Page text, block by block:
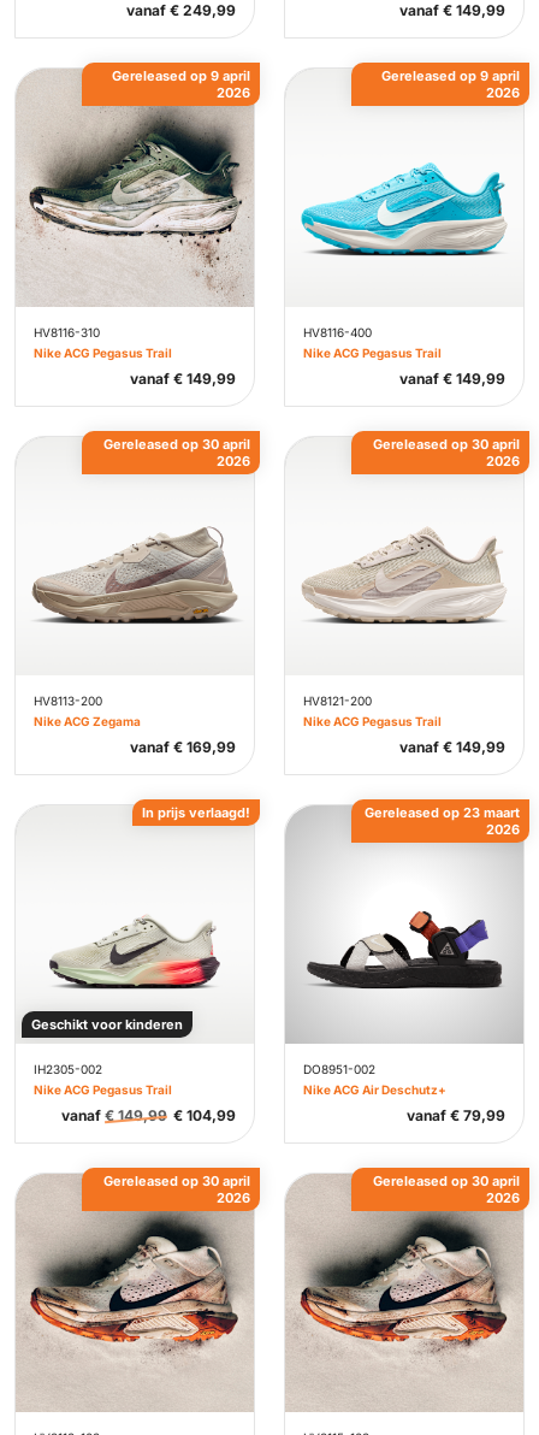
vanaf € 249,99 vanaf € 149,99
HV8116-310
Nike ACG Pegasus Trail
vanaf € 149,99
Gereleased op 9 april
2026
HV8116-400
Nike ACG Pegasus Trail
vanaf € 149,99
Gereleased op 9 april
2026
HV8113-200
Nike ACG Zegama
vanaf € 169,99
Gereleased op 30 april
2026
HV8121-200
Nike ACG Pegasus Trail
vanaf € 149,99
Gereleased op 30 april
2026
Geschikt voor kinderen
IH2305-002
Nike ACG Pegasus Trail
vanaf €149,99 € 104,99
In prijs verlaagd!
DO8951-002
Nike ACG Air Deschutz+
vanaf € 79,99
Gereleased op 23 maart
2026
Gereleased op 30 april
2026
Gereleased op 30 april
2026